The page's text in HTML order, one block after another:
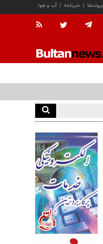
آب و هوا | خبرنامه | پیوندها